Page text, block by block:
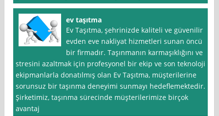
ev taşıtma
Ev Taşıtma, şehrinizde kaliteli ve güvenilir
evden eve nakliyat hizmetleri sunan öncü
bir firmadır. Taşınmanın karmaşıklığını ve
stresini azaltmak için profesyonel bir ekip ve son teknoloji
ekipmanlarla donatılmış olan Ev Taşıtma, müşterilerine
sorunsuz bir taşınma deneyimi sunmayı hedeflemektedir.
Şirketimiz, taşınma sürecinde müşterilerimize birçok
avantaj